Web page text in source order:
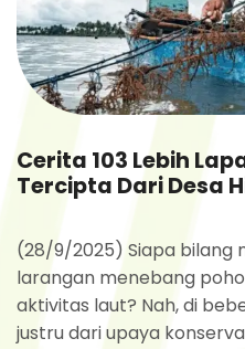
Cerita 103 Lebih
Tercipta Dari Desa
(28/9/2025) Siapa bilang
larangan menebang
aktivitas laut? Nah, di
justru dari upaya